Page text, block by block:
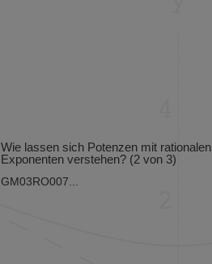
Wie lassen sich Potenzen mit rationalen
Exponenten verstehen? (2 von 3)
GM03RO007...